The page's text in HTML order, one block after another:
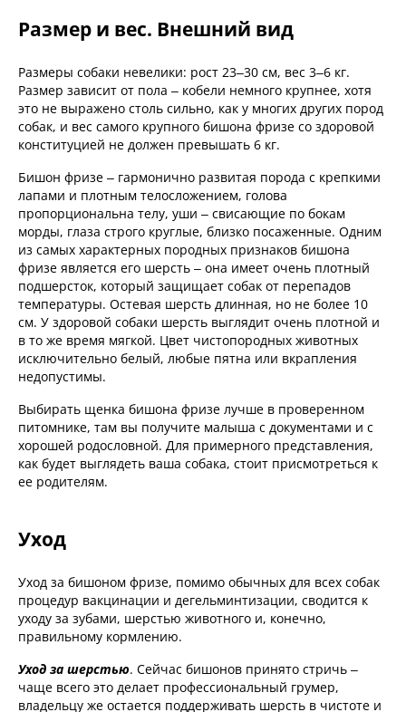
Размер и вес. Внешний вид
Размеры собаки невелики: рост 23–30 см, вес 3–6 кг.
Размер зависит от пола – кобели немного крупнее, хотя
это не выражено столь сильно, как у многих других пород
собак, и вес самого крупного бишона фризе со здоровой
конституцией не должен превышать 6 кг.
Бишон фризе – гармонично развитая порода с крепкими
лапами и плотным телосложением, голова
пропорциональна телу, уши – свисающие по бокам
морды, глаза строго круглые, близко посаженные. Одним
из самых характерных породных признаков бишона
фризе является его шерсть – она имеет очень плотный
подшерсток, который защищает собак от перепадов
температуры. Остевая шерсть длинная, но не более 10
см. У здоровой собаки шерсть выглядит очень плотной и
в то же время мягкой. Цвет чистопородных животных
исключительно белый, любые пятна или вкрапления
недопустимы.
Выбирать щенка бишона фризе лучше в проверенном
питомнике, там вы получите малыша с документами и с
хорошей родословной. Для примерного представления,
как будет выглядеть ваша собака, стоит присмотреться к
ее родителям.
Уход
Уход за бишоном фризе, помимо обычных для всех собак
процедур вакцинации и дегельминтизации, сводится к
уходу за зубами, шерстью животного и, конечно,
правильному кормлению.
Уход за шерстью. Сейчас бишонов принято стричь –
чаще всего это делает профессиональный грумер,
владельцу же остается поддерживать шерсть в чистоте и